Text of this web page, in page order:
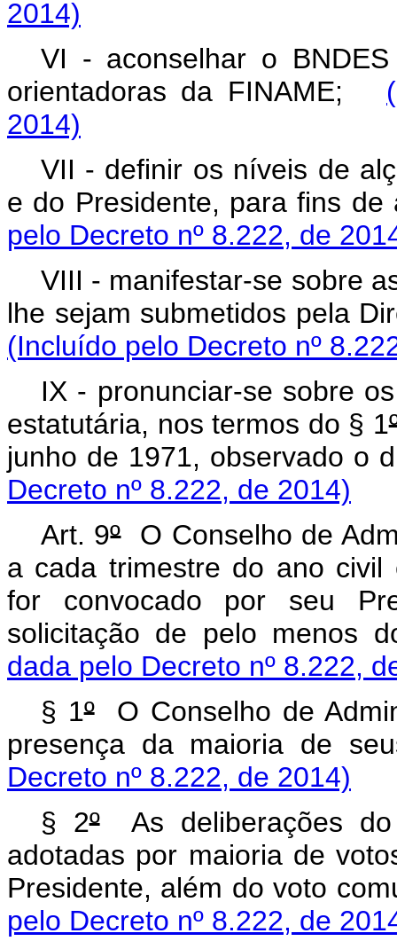
2014)
VI - aconselhar o
orientadoras da FINAME;
2014)
VII - definir os níveis de
e do Presidente, para fins
pelo Decreto nº 8.222, de
VIII - manifestar-se sobre
lhe sejam submetidos pela
(Incluído pelo Decreto nº
IX - pronunciar-se sobre
estatutária, nos termos do § 1
junho de 1971, observado
Decreto nº 8.222, de 2014)
Art. 9ºO Conselho de
a cada trimestre do ano civil
for convocado por seu
solicitação de pelo menos
dada pelo Decreto nº 8.222,
§ 1ºO Conselho de
presença da maioria de
Decreto nº 8.222, de 2014)
§ 2ºAs deliberações do
adotadas por maioria de
Presidente, além do voto
pelo Decreto nº 8.222, de